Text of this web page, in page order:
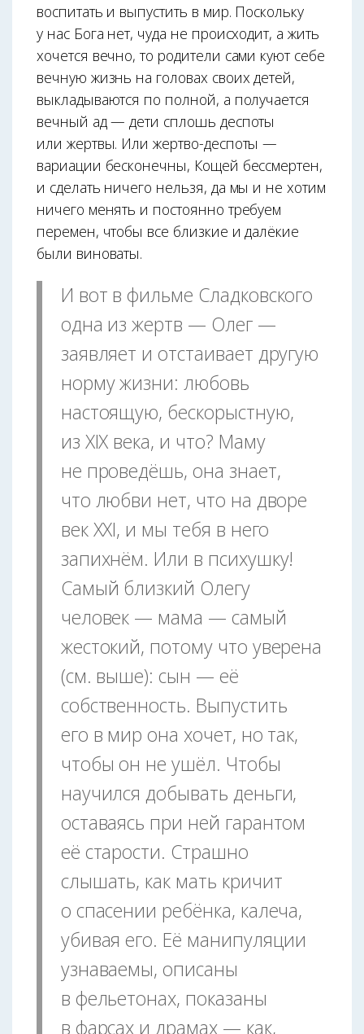
воспитать и выпустить в мир. Поскольку
у нас Бога нет, чуда не происходит, а жить
хочется вечно, то родители сами куют себе
вечную жизнь на головах своих детей,
выкладываются по полной, а получается
вечный ад — дети сплошь деспоты
или жертвы. Или жертво-деспоты —
вариации бесконечны, Кощей бессмертен,
и сделать ничего нельзя, да мы и не хотим
ничего менять и постоянно требуем
перемен, чтобы все близкие и далёкие
были виноваты.
И вот в фильме Сладковского
одна из жертв — Олег —
заявляет и отстаивает другую
норму жизни: любовь
настоящую, бескорыстную,
из XIX века, и что? Маму
не проведёшь, она знает,
что любви нет, что на дворе
век XXI, и мы тебя в него
запихнём. Или в психушку!
Самый близкий Олегу
человек — мама — самый
жестокий, потому что уверена
(см. выше): сын — её
собственность. Выпустить
его в мир она хочет, но так,
чтобы он не ушёл. Чтобы
научился добывать деньги,
оставаясь при ней гарантом
её старости. Страшно
слышать, как мать кричит
о спасении ребёнка, калеча,
убивая его. Её манипуляции
узнаваемы, описаны
в фельетонах, показаны
в фарсах и драмах — как,